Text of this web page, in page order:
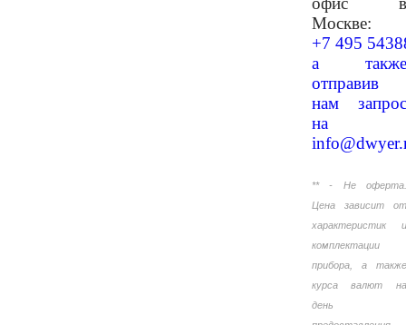
Москве:
+7 495
а также
отправив
нам запрос
на
** - Не оферта.
Цена зависит от
характеристик и
комплектации
прибора, а также
курса валют на
день